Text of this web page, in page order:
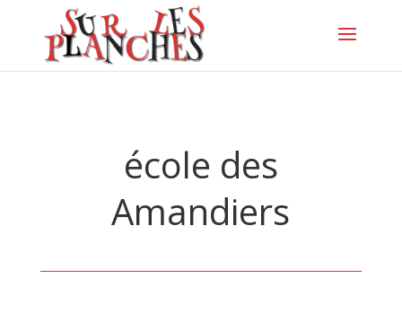
école des
Amandiers